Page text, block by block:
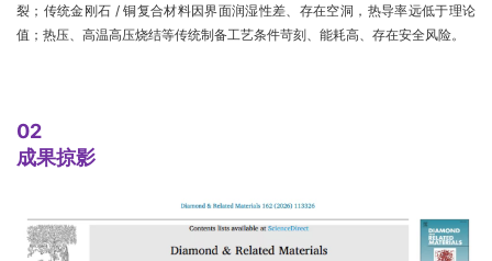
裂；传统金刚石 / 铜复合材料因界面润湿性差、存在空洞，热导率远低于理论
值；热压、高温高压烧结等传统制备工艺条件苛刻、能耗高、存在安全风险。
02
成果掠影